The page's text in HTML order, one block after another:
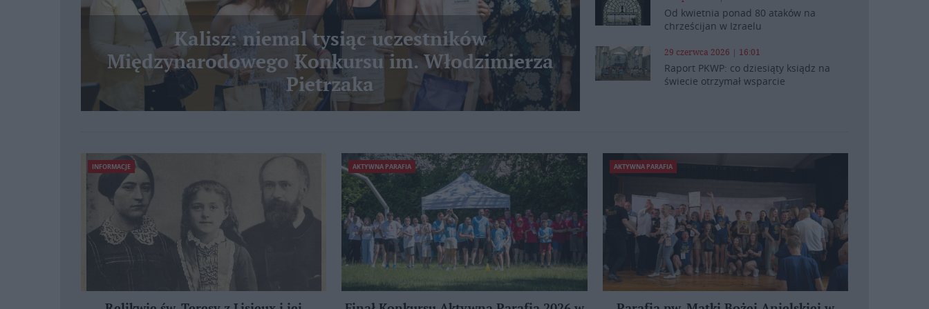
Kalisz: niemal tysiąc uczestników
Międzynarodowego Konkursu im. Włodzimierza
Pietrzaka
Od kwietnia ponad 80 ataków na
chrześcijan w Izraelu
29 czerwca 2026 | 16:01
Raport PKWP: co dziesiąty ksiądz na
świecie otrzymał wsparcie
INFORMACJE AKTYWNA PARAFIA AKTYWNA PARAFIA